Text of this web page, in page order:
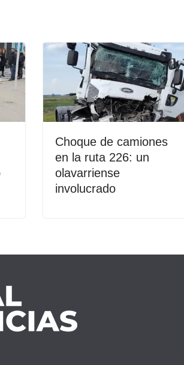
Choque de camiones
en la ruta 226: un
olavarriense
involucrado